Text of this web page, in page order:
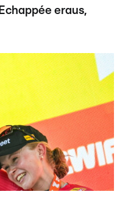
eraus,